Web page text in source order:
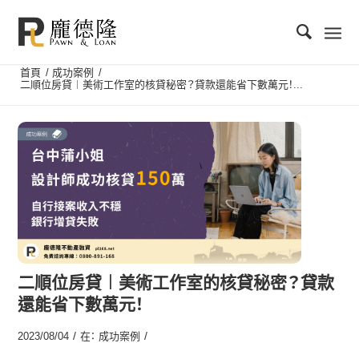
首頁 / 成功案例
/
二順位房貸︱美術工作室的核貸秘密？貸款還能省下數萬元！...
二順位房貸︱美術工作室的核貸秘密？貸款
還能省下數萬元！
2023/08/04 / 在： 成功案例 /